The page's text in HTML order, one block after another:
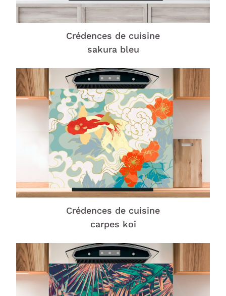
Crédences de cuisine
sakura bleu
Crédences de cuisine
carpes koi